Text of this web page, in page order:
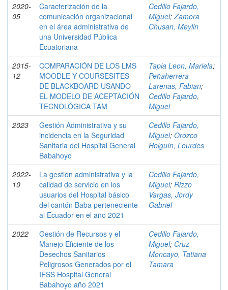
2020-
05
Caracterización de la
comunicación organizacional
en el área administrativa de
una Universidad Pública
Ecuatoriana
Cedillo Fajardo,
Miguel; Zamora
Chusan, Meylin
2015-
12
COMPARACIÓN DE LOS LMS
MOODLE Y COURSESITES
DE BLACKBOARD USANDO
EL MODELO DE ACEPTACIÓN
TECNOLÓGICA TAM
Tapia Leon, Mariela;
Peñaherrera
Larenas, Fabian;
Cedillo Fajardo,
Miguel
2023
Gestión Administrativa y su
incidencia en la Seguridad
Sanitaria del Hospital General
Babahoyo
Cedillo Fajardo,
Miguel; Orozco
Holguín, Lourdes
2022-
10
La gestión administrativa y la
calidad de servicio en los
usuarios del Hospital básico
del cantón Baba perteneciente
al Ecuador en el año 2021
Cedillo Fajardo,
Miguel; Rizzo
Vargas, Jordy
Gabriel
2022
Gestión de Recursos y el
Manejo Eficiente de los
Desechos Sanitarios
Peligrosos Generados por el
IESS Hospital General
Babahoyo año 2021
Cedillo Fajardo,
Miguel; Cruz
Moncayo, Tatiana
Tamara